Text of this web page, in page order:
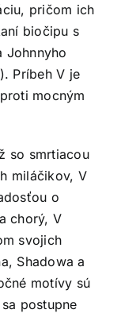
pričom ich
biočipu s
Johnnyho
Príbeh V je
mocným
so smrtiacou
miláčikov, V
o
chorý, V
svojich
Shadowa a
motívy sú
postupne